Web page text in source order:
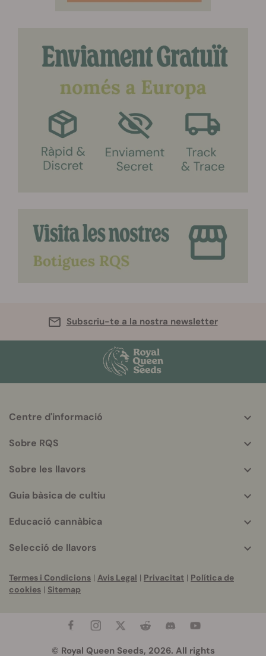
Subscriu-te a la nostra newsletter
info
Centre d'informació
Sobre RQS
Sobre les llavors
Guia bàsica de cultiu
Educació cannàbica
Selecció de llavors
Termes i Condicions | Avis Legal | Privacitat | Política de
cookies | Sitemap
© Royal Queen Seeds, 2026. All rights